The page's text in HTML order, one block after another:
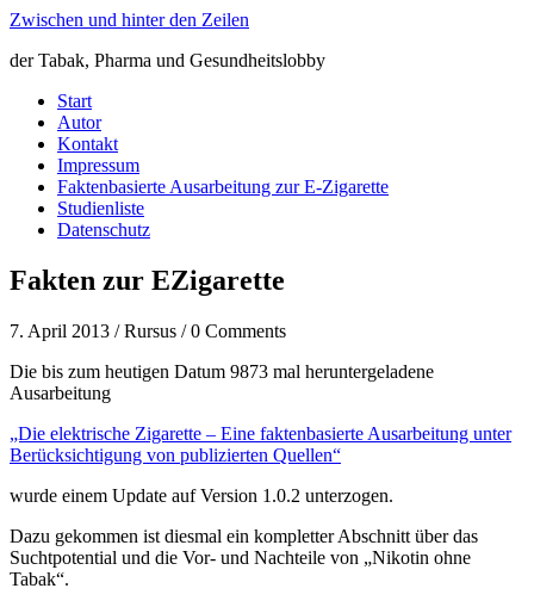
Zwischen und hinter den Zeilen
der Tabak, Pharma und Gesundheitslobby
Start
Autor
Kontakt
Impressum
Faktenbasierte Ausarbeitung zur E-Zigarette
Studienliste
Datenschutz
Fakten zur EZigarette
7. April 2013 / Rursus / 0 Comments
Die bis zum heutigen Datum 9873 mal heruntergeladene
Ausarbeitung
„Die elektrische Zigarette – Eine faktenbasierte Ausarbeitung unter
Berücksichtigung von publizierten Quellen“
wurde einem Update auf Version 1.0.2 unterzogen.
Dazu gekommen ist diesmal ein kompletter Abschnitt über das
Suchtpotential und die Vor- und Nachteile von „Nikotin ohne
Tabak“.